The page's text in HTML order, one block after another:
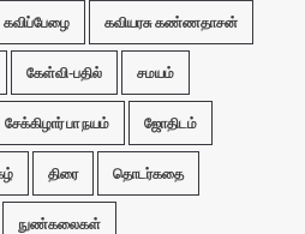
கவிப்பேழை கவியரசு கண்ணதாசன்
கேள்வி-பதில் சமயம்
சேக்கிழார் பா நயம் ஜோதிடம்
திரை தொடர்கதை
நுண்கலைகள்